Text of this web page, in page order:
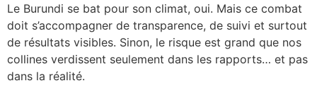
Le Burundi se bat pour son climat, oui. Mais ce combat
doit s’accompagner de transparence, de suivi et surtout
de résultats visibles. Sinon, le risque est grand que nos
collines verdissent seulement dans les rapports… et pas
dans la réalité.